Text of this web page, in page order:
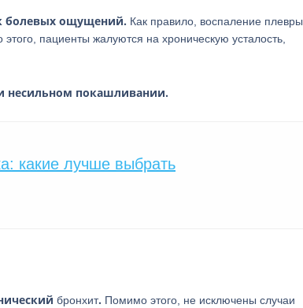
болевых ощущений. Как правило, воспаление плевры
пациенты жалуются на хроническую усталость,
несильном покашливании.
какие лучше выбрать
бронхит. Помимо этого, не исключены случаи